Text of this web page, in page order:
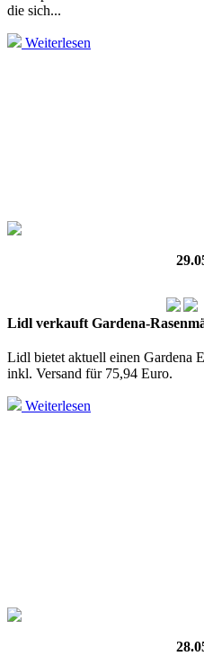
die sich...
Weiterlesen
Lidl verkauft Gardena-
Lidl bietet aktuell einen Gardena
inkl. Versand für 75,94 Euro.
Weiterlesen